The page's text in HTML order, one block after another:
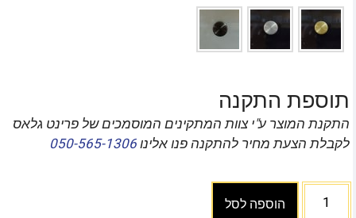
תוספת התקנה
התקנת המוצר ע"י צוות המתקינים המוסמכים של פרינט גלאס
לקבלת הצעת מחיר להתקנה פנו אלינו050-565-1306
הוספה לסל